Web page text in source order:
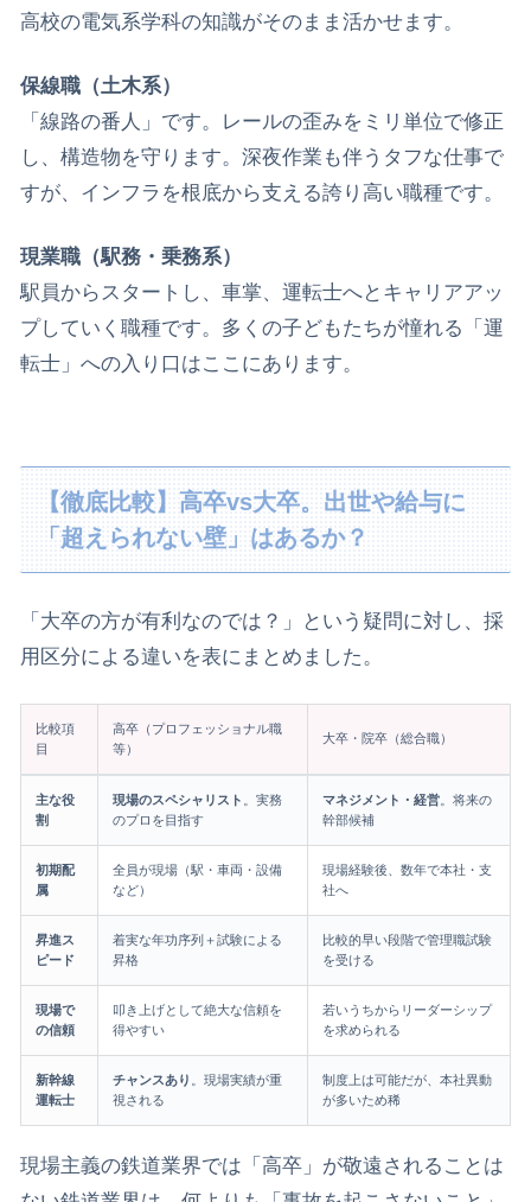
高校の電気系学科の知識がそのまま活かせます。
保線職（土木系）
「線路の番人」です。レールの歪みをミリ単位で修正
し、構造物を守ります。深夜作業も伴うタフな仕事で
すが、インフラを根底から支える誇り高い職種です。
現業職（駅務・乗務系）
駅員からスタートし、車掌、運転士へとキャリアアッ
プしていく職種です。多くの子どもたちが憧れる「運
転士」への入り口はここにあります。
【徹底比較】高卒vs大卒。出世や給与に
「超えられない壁」はあるか？
​「大卒の方が有利なのでは？」という疑問に対し、採
用区分による違いを表にまとめました。
比較項
目
高卒（プロフェッショナル職
等）
大卒・院卒（総合職）
主な役
割
現場のスペシャリスト
。実務
のプロを目指す
マネジメント・経営 。将来の
幹部候補
初期配
属
全員が現場（駅・車両・設備
など）
現場経験後、数年で本社・支
社へ
昇進ス
ピード
着実な年功序列＋試験による
昇格
比較的早い段階で管理職試験
を受ける
現場で
の信頼
叩き上げとして絶大な信頼を
得やすい
若いうちからリーダーシップ
を求められる
新幹線
運転士
チャンスあり
。現場実績が重
視される
制度上は可能だが、本社異動
が多いため稀
現場主義の鉄道業界では「高卒」が敬遠されることは